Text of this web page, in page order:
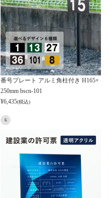
番号プレート アルミ角柱付き H165×
250mm bscn-101
¥6,435(税込)
6